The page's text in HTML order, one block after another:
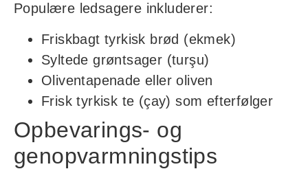
Populære ledsagere inkluderer:
Friskbagt tyrkisk brød (ekmek)
Syltede grøntsager (turşu)
Oliventapenade eller oliven
Frisk tyrkisk te (çay) som efterfølger
Opbevarings- og
genopvarmningstips